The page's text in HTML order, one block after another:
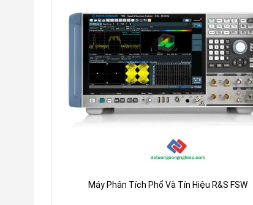
Máy Phân Tích Phổ Và Tín Hiệu R&S FSW